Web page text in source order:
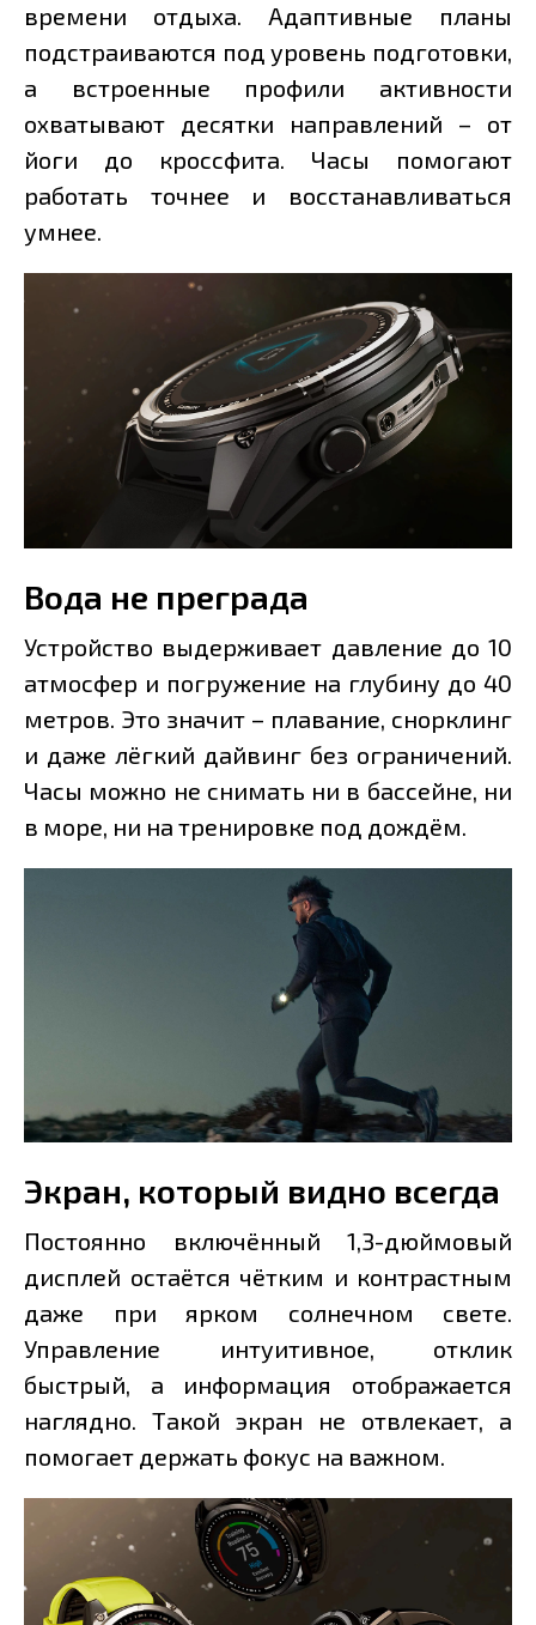
времени отдыха. Адаптивные планы
подстраиваются под уровень подготовки,
а встроенные профили активности
охватывают десятки направлений – от
йоги до кроссфита. Часы помогают
работать точнее и восстанавливаться
умнее.
Вода не преграда
Устройство выдерживает давление до 10
атмосфер и погружение на глубину до 40
метров. Это значит – плавание, снорклинг
и даже лёгкий дайвинг без ограничений.
Часы можно не снимать ни в бассейне, ни
в море, ни на тренировке под дождём.
Экран, который видно всегда
Постоянно включённый 1,3-дюймовый
дисплей остаётся чётким и контрастным
даже при ярком солнечном свете.
Управление интуитивное, отклик
быстрый, а информация отображается
наглядно. Такой экран не отвлекает, а
помогает держать фокус на важном.